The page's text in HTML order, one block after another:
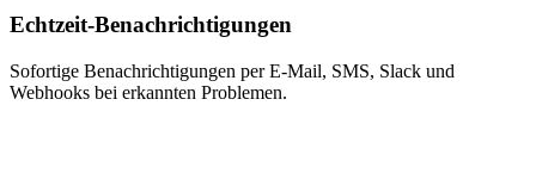
Echtzeit-Benachrichtigungen
Sofortige Benachrichtigungen per E-Mail, SMS, Slack und
Webhooks bei erkannten Problemen.